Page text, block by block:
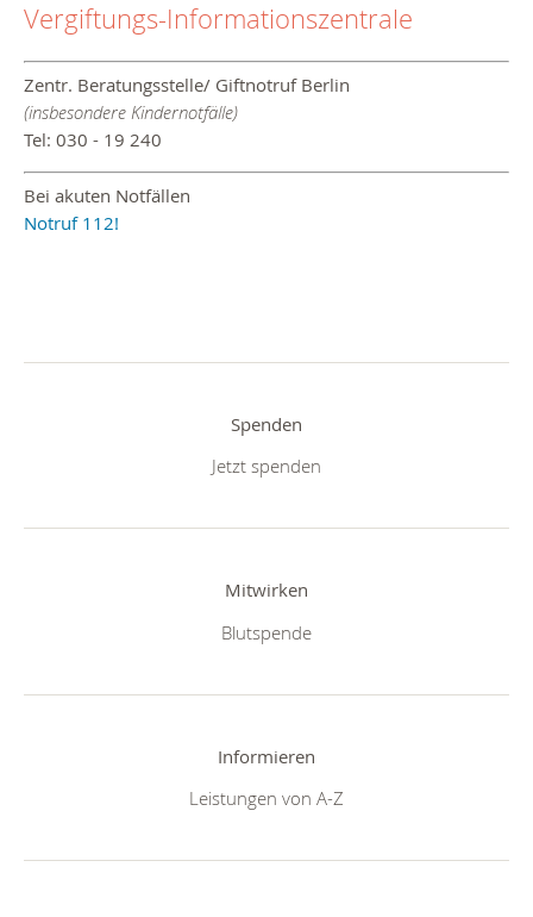
Vergiftungs-Informationszentrale
Zentr. Beratungsstelle/ Giftnotruf Berlin
(insbesondere Kindernotfälle)
Tel: 030 - 19 240
Bei akuten Notfällen
Notruf 112!
Spenden
Jetzt spenden
Mitwirken
Blutspende
Informieren
Leistungen von A-Z